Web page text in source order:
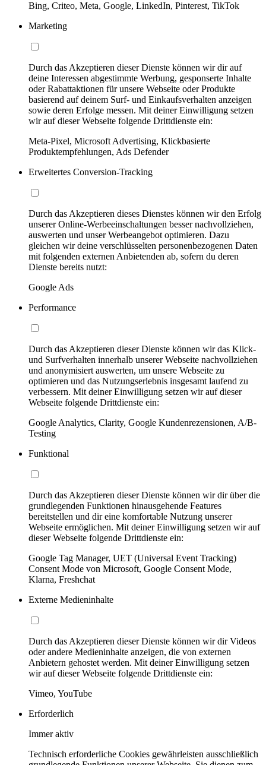
Bing, Criteo, Meta, Google, LinkedIn, Pinterest, TikTok
Marketing
Durch das Akzeptieren dieser Dienste können wir dir auf
deine Interessen abgestimmte Werbung, gesponserte Inhalte
oder Rabattaktionen für unsere Webseite oder Produkte
basierend auf deinem Surf- und Einkaufsverhalten anzeigen
sowie deren Erfolge messen. Mit deiner Einwilligung setzen
wir auf dieser Webseite folgende Drittdienste ein:
Meta-Pixel, Microsoft Advertising, Klickbasierte
Produktempfehlungen, Ads Defender
Erweitertes Conversion-Tracking
Durch das Akzeptieren dieses Dienstes können wir den Erfolg
unserer Online-Werbeeinschaltungen besser nachvollziehen,
auswerten und unser Werbeangebot optimieren. Dazu
gleichen wir deine verschlüsselten personenbezogenen Daten
mit folgenden externen Anbietenden ab, sofern du deren
Dienste bereits nutzt:
Google Ads
Performance
Durch das Akzeptieren dieser Dienste können wir das Klick-
und Surfverhalten innerhalb unserer Webseite nachvollziehen
und anonymisiert auswerten, um unsere Webseite zu
optimieren und das Nutzungserlebnis insgesamt laufend zu
verbessern. Mit deiner Einwilligung setzen wir auf dieser
Webseite folgende Drittdienste ein:
Google Analytics, Clarity, Google Kundenrezensionen, A/B-
Testing
Funktional
Durch das Akzeptieren dieser Dienste können wir dir über die
grundlegenden Funktionen hinausgehende Features
bereitstellen und dir eine komfortable Nutzung unserer
Webseite ermöglichen. Mit deiner Einwilligung setzen wir auf
dieser Webseite folgende Drittdienste ein:
Google Tag Manager, UET (Universal Event Tracking)
Consent Mode von Microsoft, Google Consent Mode,
Klarna, Freshchat
Externe Medieninhalte
Durch das Akzeptieren dieser Dienste können wir dir Videos
oder andere Medieninhalte anzeigen, die von externen
Anbietern gehostet werden. Mit deiner Einwilligung setzen
wir auf dieser Webseite folgende Drittdienste ein:
Vimeo, YouTube
Erforderlich
Immer aktiv
Technisch erforderliche Cookies gewährleisten ausschließlich